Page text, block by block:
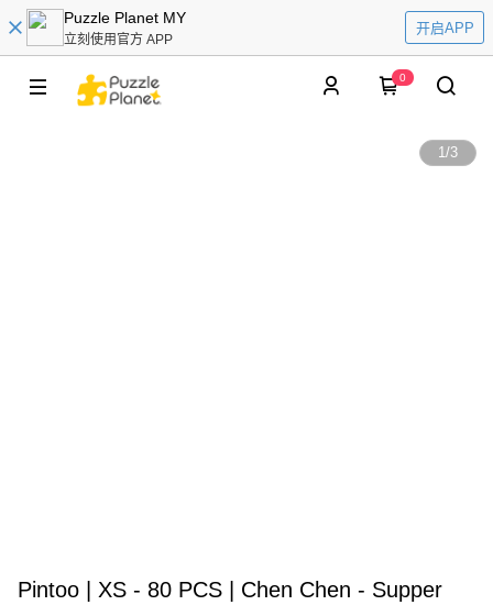
Puzzle Planet MY
立刻使用官方 APP
开启APP
0
1/3
Pintoo | XS - 80 PCS | Chen Chen - Supper